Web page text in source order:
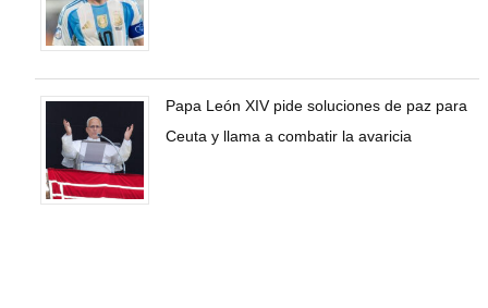
Papa León XIV pide soluciones de paz para
Ceuta y llama a combatir la avaricia